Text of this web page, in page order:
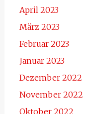
April 2023
März 2023
Februar 2023
Januar 2023
Dezember 2022
November 2022
Oktober 2022